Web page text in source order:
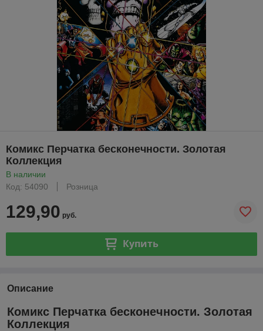
Комикс Перчатка бесконечности. Золотая
Коллекция
В наличии
Код: 54090
Розница
129,90 руб.
Купить
Описание
Комикс Перчатка бесконечности. Золотая
Коллекция